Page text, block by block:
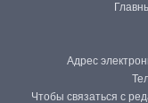
Адрес
Чтобы связаться с